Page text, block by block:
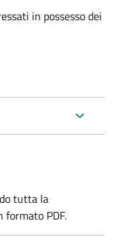
in possesso dei
tutta la
PDF.